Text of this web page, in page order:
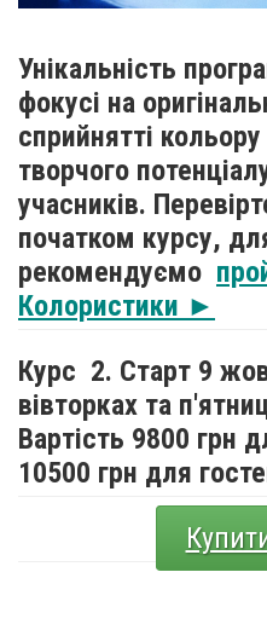
Унікальність
фокусі на
сприйнятті
творчого
учасників.
початком курсу,
рекомендуємо
Колористики ►
Курс 2. Старт 9
вівторках та
Вартість 9800 грн
10500 грн для